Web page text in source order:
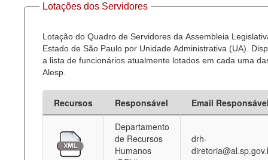
Lotações dos Servidores
Lotação do Quadro de Servidores da Assembleia
Estado de São Paulo por Unidade Administrativa (UA).
a lista de funcionários atualmente lotados em cada uma
Alesp.
Recursos Responsável
Email
Departamento
de Recursos
Humanos
drh-